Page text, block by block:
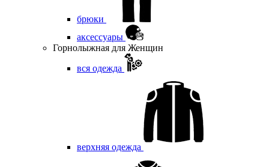
брюки
аксессуары
Горнолыжная для Женщин
вся одежда
верхняя одежда